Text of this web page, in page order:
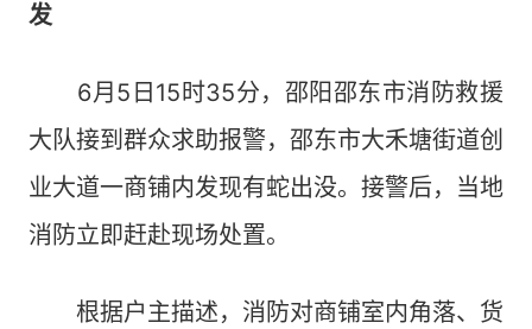
发
6月5日15时35分，邵阳邵东市消防救援
大队接到群众求助报警，邵东市大禾塘街道创
业大道一商铺内发现有蛇出没。接警后，当地
消防立即赶赴现场处置。
根据户主描述，消防对商铺室内角落、货